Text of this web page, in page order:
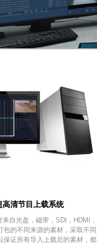
高清节目上载系统
自光盘，磁带，SDI，HDMI，
包的不同来源的素材，采取不同
保证所有导入上载后的素材，都